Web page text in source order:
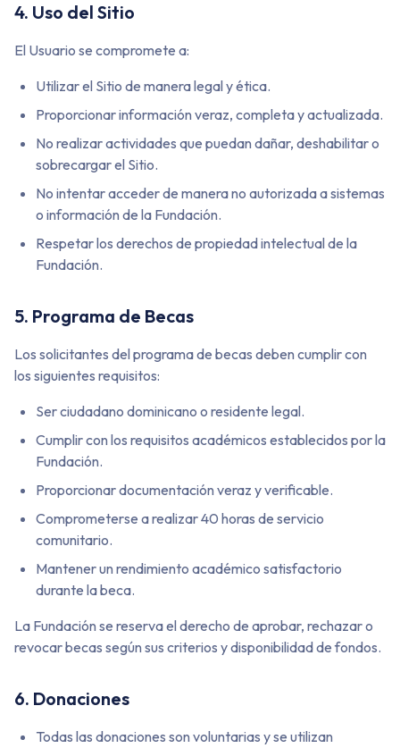
4. Uso del Sitio
El Usuario se compromete a:
Utilizar el Sitio de manera legal y ética.
Proporcionar información veraz, completa y actualizada.
No realizar actividades que puedan dañar, deshabilitar o
sobrecargar el Sitio.
No intentar acceder de manera no autorizada a sistemas
o información de la Fundación.
Respetar los derechos de propiedad intelectual de la
Fundación.
5. Programa de Becas
Los solicitantes del programa de becas deben cumplir con
los siguientes requisitos:
Ser ciudadano dominicano o residente legal.
Cumplir con los requisitos académicos establecidos por la
Fundación.
Proporcionar documentación veraz y verificable.
Comprometerse a realizar 40 horas de servicio
comunitario.
Mantener un rendimiento académico satisfactorio
durante la beca.
La Fundación se reserva el derecho de aprobar, rechazar o
revocar becas según sus criterios y disponibilidad de fondos.
6. Donaciones
Todas las donaciones son voluntarias y se utilizan